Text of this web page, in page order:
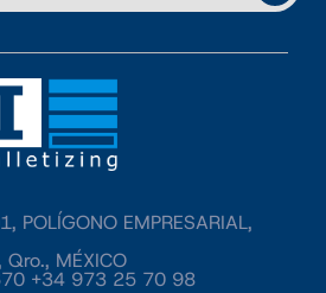
POLÍGONO EMPRESARIAL,
MÉXICO
+34 973 25 70 98